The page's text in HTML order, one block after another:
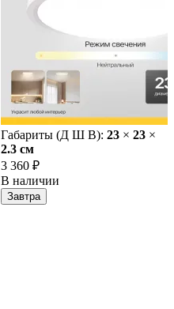
Габариты (Д Ш В): 23 × 23 ×
2.3 cм
3 360 ₽
В наличии
Завтра